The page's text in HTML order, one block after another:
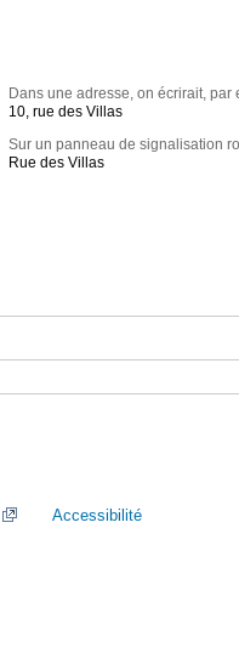
Dans une adresse, on écrirait, par
10, rue des Villas
Sur un panneau de signalisation
Rue des Villas
Accessibilité